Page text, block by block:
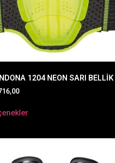
1204 NEON SARI BELLİK